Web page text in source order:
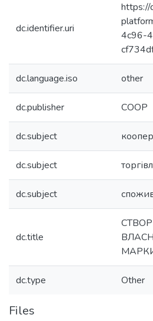
dc.identifier.uri
https://
4c96-
dc.language.iso other
dc.publisher СООР
dc.subject
dc.subject
dc.subject
dc.title
dc.type Other
Files